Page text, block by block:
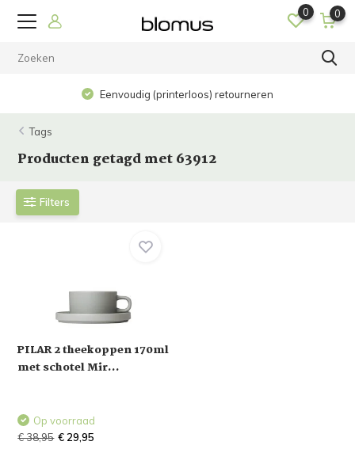
0 0
Eenvoudig (printerloos) retourneren
Tags
Producten getagd met 63912
Filters
PILAR 2 theekoppen 170ml
met schotel Mir...
Op voorraad
€ 38,95 € 29,95